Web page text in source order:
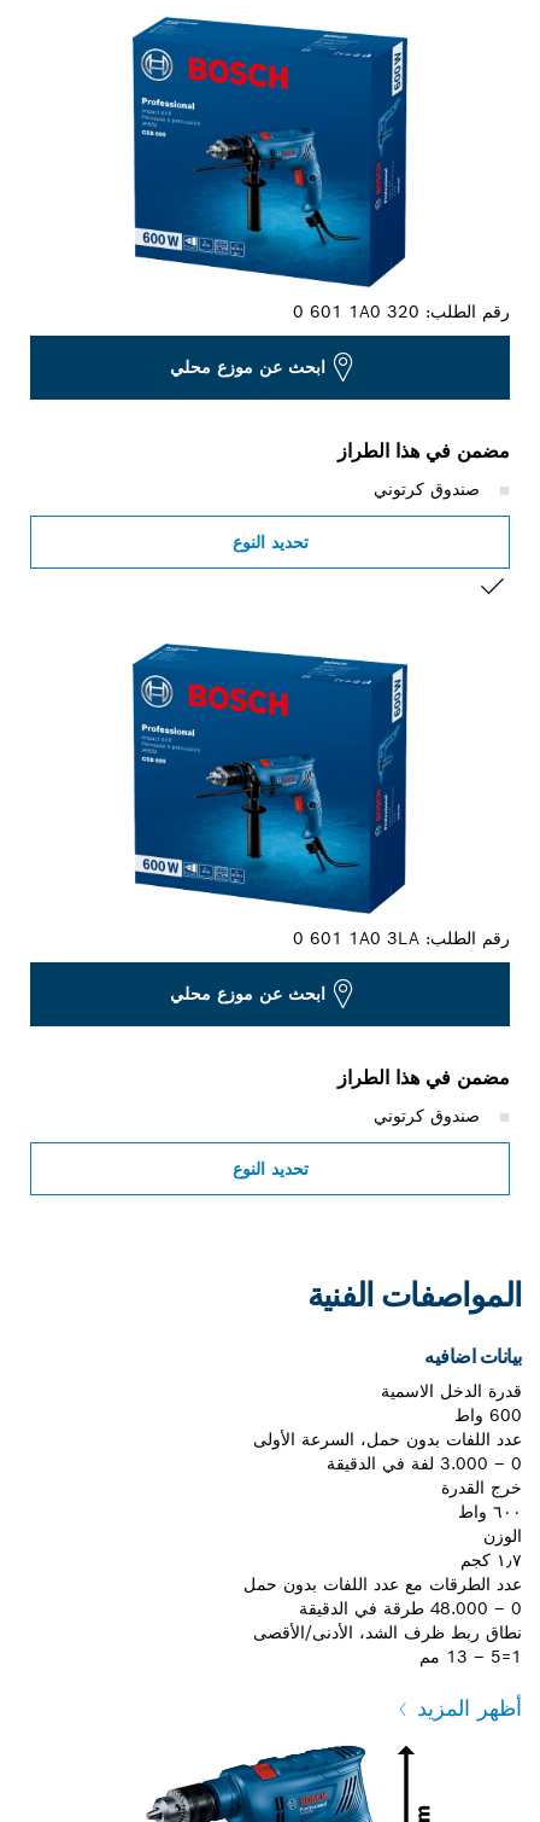
رقم الطلب:0 601 1A0 320
ابحث عن موزع محلي
مضمن في هذا الطراز
صندوق كرتوني
تحديد النوع
رقم الطلب:0 601 1A0 3LA
ابحث عن موزع محلي
مضمن في هذا الطراز
صندوق كرتوني
تحديد النوع
المواصفات الفنية
بيانات اضافيه
قدرة الدخل الاسمية
600 واط
عدد اللفات بدون حمل، السرعة الأولى
خرج القدرة
٦٠٠ واط
الوزن
١٫٧ كجم
عدد الطرقات مع عدد اللفات بدون حمل
نطاق ربط ظرف الشد، الأدنى/الأقصى
أظهر المزيد